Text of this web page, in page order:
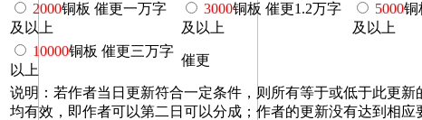
2000铜板 催更一万字
及以上
3000铜板 催更1.2万字
及以上
5000铜
及以上
10000铜板 催更三万字
以上
催更
说明：若作者当日更新符合一定条件，则所有等于或低于此更新
均有效，即作者可以第二日可以分成；作者的更新没有达到相应